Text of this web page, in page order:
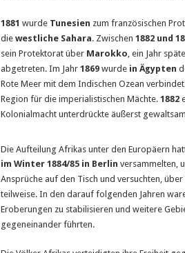
1881 wurde Tunesien zum französischen
die westliche Sahara. Zwischen 1882 und
sein Protektorat über Marokko , ein Jahr
abgetreten. Im Jahr 1869 wurde in Ägypten
Rote Meer mit dem Indischen Ozean
Region für die imperialistischen Mächte. 1882
Kolonialmacht unterdrückte äußerst
Die Aufteilung Afrikas unter den Europäern
im Winter 1884/85 in Berlin versammelten,
Ansprüche auf den Tisch und versuchten,
teilweise. In den darauf folgenden Jahren
Eroberungen zu stabilisieren und weitere
gegeneinander führten.